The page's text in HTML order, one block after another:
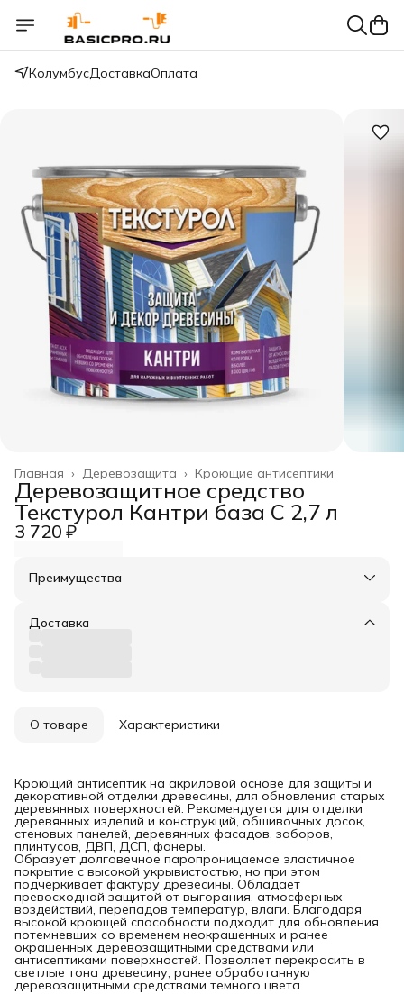
КолумбусДоставкаОплата
Кроющие антисептики
Деревозащита ›
Главная ›
Деревозащитное средство
Текстурол Кантри база С 2,7 л
3 720 ₽
Преимущества
Оплата частями в Сплит
Удобный возврат
Доставка
О товаре Характеристики
Кроющий антисептик на акриловой основе для защиты и
декоративной отделки древесины, для обновления старых
деревянных поверхностей. Рекомендуется для отделки
деревянных изделий и конструкций, обшивочных досок,
стеновых панелей, деревянных фасадов, заборов,
плинтусов, ДВП, ДСП, фанеры.
Образует долговечное паропроницаемое эластичное
покрытие с высокой укрывистостью, но при этом
подчеркивает фактуру древесины. Обладает
превосходной защитой от выгорания, атмосферных
воздействий, перепадов температур, влаги. Благодаря
высокой кроющей способности подходит для обновления
потемневших со временем неокрашенных и ранее
окрашенных деревозащитными средствами или
антисептиками поверхностей. Позволяет перекрасить в
светлые тона древесину, ранее обработанную
деревозащитными средствами темного цвета.